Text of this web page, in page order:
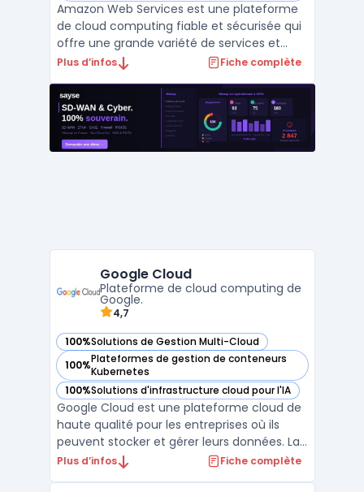
Amazon Web Services est une plateforme
de cloud computing fiable et sécurisée qui
offre une grande variété de services et
d'outils pour aider les entreprises à gérer de
informatique. Avec Amazon Web Services,
les clients peuvent accéder à une gestion
multi-cloud, ...
Plus d’infos Fiche complète
Google Cloud
Plateforme de cloud computing de
Google.
4,7
100%Solutions de Gestion Multi-Cloud
— voir Google Cloud dans cette catégorie
100%Plateformes de gestion de conteneurs
Kubernetes
— voir Google Cloud dans cette catégorie
100%Solutions d'infrastructure cloud pour l'IA
— voir Google Cloud dans cette catégorie
Google Cloud est une plateforme cloud de
haute qualité pour les entreprises où ils
peuvent stocker et gérer leurs données. La
gestion multi-cloud permet aux clients
Plus d’infos Fiche complète